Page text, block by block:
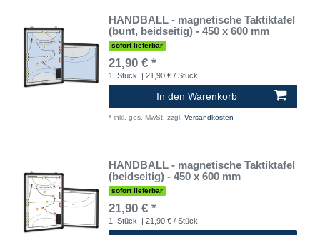
HANDBALL - magnetische Taktiktafel
(bunt, beidseitig) - 450 x 600 mm
sofort lieferbar
21,90 € *
1 Stück | 21,90 € / Stück
In den Warenkorb
* inkl. ges. MwSt. zzgl. Versandkosten
HANDBALL - magnetische Taktiktafel
(beidseitig) - 450 x 600 mm
sofort lieferbar
21,90 € *
1 Stück | 21,90 € / Stück